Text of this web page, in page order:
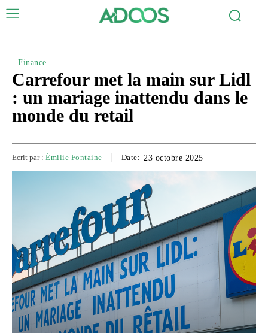
Finance
Carrefour met la main sur Lidl
: un mariage inattendu dans le
monde du retail
Ecrit par : Émilie Fontaine Date: 23 octobre 2025